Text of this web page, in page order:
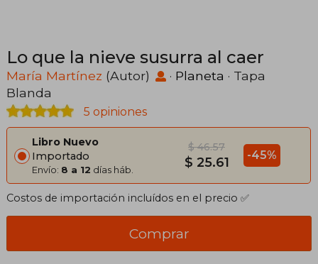
Lo que la nieve susurra al caer
María Martínez (Autor) · Planeta · Tapa
Blanda
5 opiniones
Libro Nuevo
Importado
Envío: 8 a 12 días háb.
$ 46.57
$ 25.61 -45%
Costos de importación incluídos en el precio ✅
Comprar